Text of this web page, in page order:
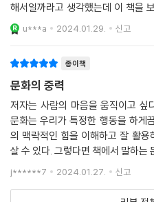
제이지는 2001년 정규앨범의 수록
화를 위해 이것을 한다(I do this
의 제목(For the Culture)과 직결되
류 언어가 되었고 위대한 대중문화
선언처럼 우리 역시 문화를 위해, 즉
화를 위해 이 일을 하고 있다. 따라
는 행동, 우리가 숭배하는 브랜드에
려면, 우리는 문화를 보다 넓은 시야
이해할수록 우리의 통찰력은 더 풍
음을 움직이게끔 하는 빛나는 아이
우르는 방대한 자료와 깊은 통찰력
해서일까라고 생각했는데 이 책을
것을 알게 되었다. 거꾸로 말해서 어
드의 팬덤이
u***a 2024.01.29. 신고
종이책
문화의 중력
저자는 사람의 마음을 움직이고 싶
문화는 우리가 특정한 행동을 하게
의 맥락적인 힘을 이해하고 잘 활용
살 수 있다. 그렇다면 책에서 말하는
라는 개념을 등장시킨다. 옛날의 부
에서 생각, 의식,
j******7 2024.01.27. 신고